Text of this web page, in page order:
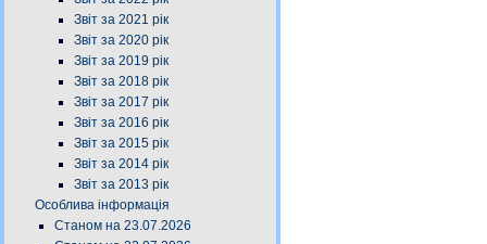
Звіт за 2021 рік
Звіт за 2020 рік
Звіт за 2019 рік
Звіт за 2018 рік
Звіт за 2017 рік
Звіт за 2016 рік
Звіт за 2015 рік
Звіт за 2014 рік
Звіт за 2013 рік
Особлива інформація
Станом на 23.07.2026